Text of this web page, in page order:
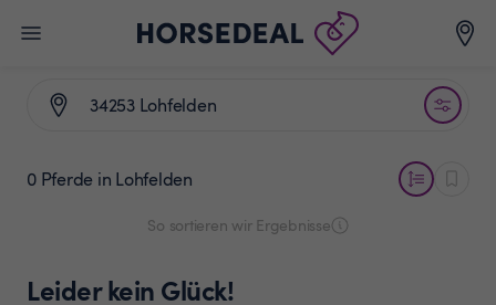
0 Pferde in Lohfelden
So sortieren wir Ergebnisse
Leider kein Glück!